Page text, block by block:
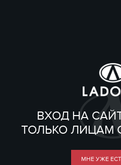
ВХОД НА
ТОЛЬКО ЛИЦАМ
МНЕ УЖЕ